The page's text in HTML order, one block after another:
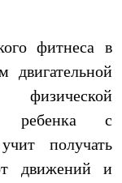
фитнеса в
двигательной
ребенка с
получать
движений и